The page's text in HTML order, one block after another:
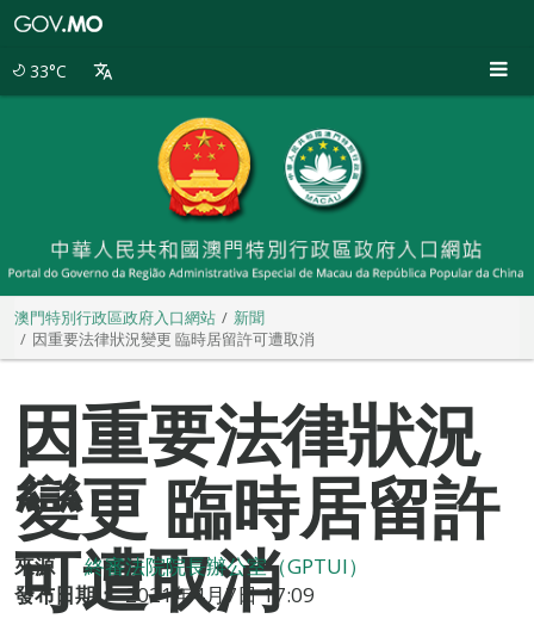
33°C
澳門特別行政區政府入口網站
新聞
因重要法律狀況變更 臨時居留許可遭取消
因重要法律狀況
變更 臨時居留許
可遭取消
來源： 終審法院院長辦公室（GPTUI）
發布日期： 2021年4月7日 17:09